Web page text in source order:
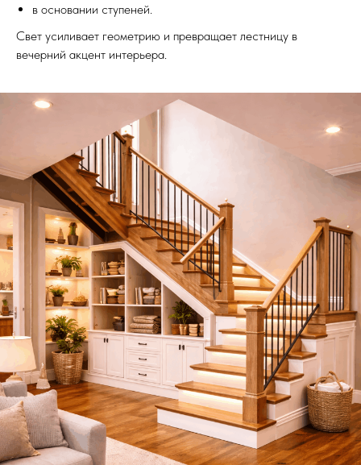
в основании ступеней.
Свет усиливает геометрию и превращает лестницу в
вечерний акцент интерьера.